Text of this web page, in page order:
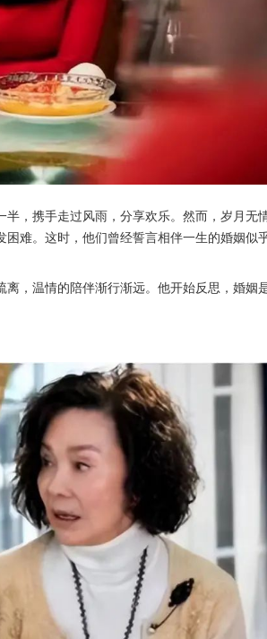
，携手走过风雨，分享欢乐。然而，岁月无
难。这时，他们曾经誓言相伴一生的婚姻似
，温情的陪伴渐行渐远。他开始反思，婚姻